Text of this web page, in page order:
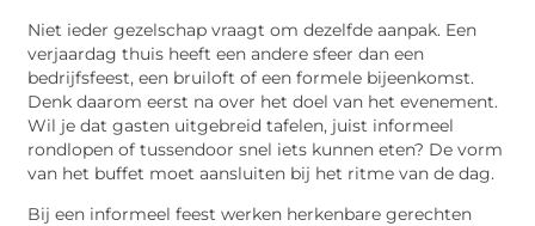
Niet ieder gezelschap vraagt om dezelfde aanpak. Een
verjaardag thuis heeft een andere sfeer dan een
bedrijfsfeest, een bruiloft of een formele bijeenkomst.
Denk daarom eerst na over het doel van het evenement.
Wil je dat gasten uitgebreid tafelen, juist informeel
rondlopen of tussendoor snel iets kunnen eten? De vorm
van het buffet moet aansluiten bij het ritme van de dag.
Bij een informeel feest werken herkenbare gerechten